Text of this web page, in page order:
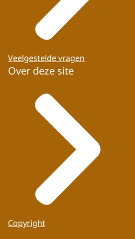
Veelgestelde vragen
Over deze site
Copyright